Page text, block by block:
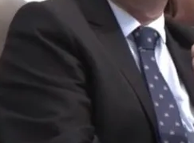
en la Feria de Abril
de preparativos y